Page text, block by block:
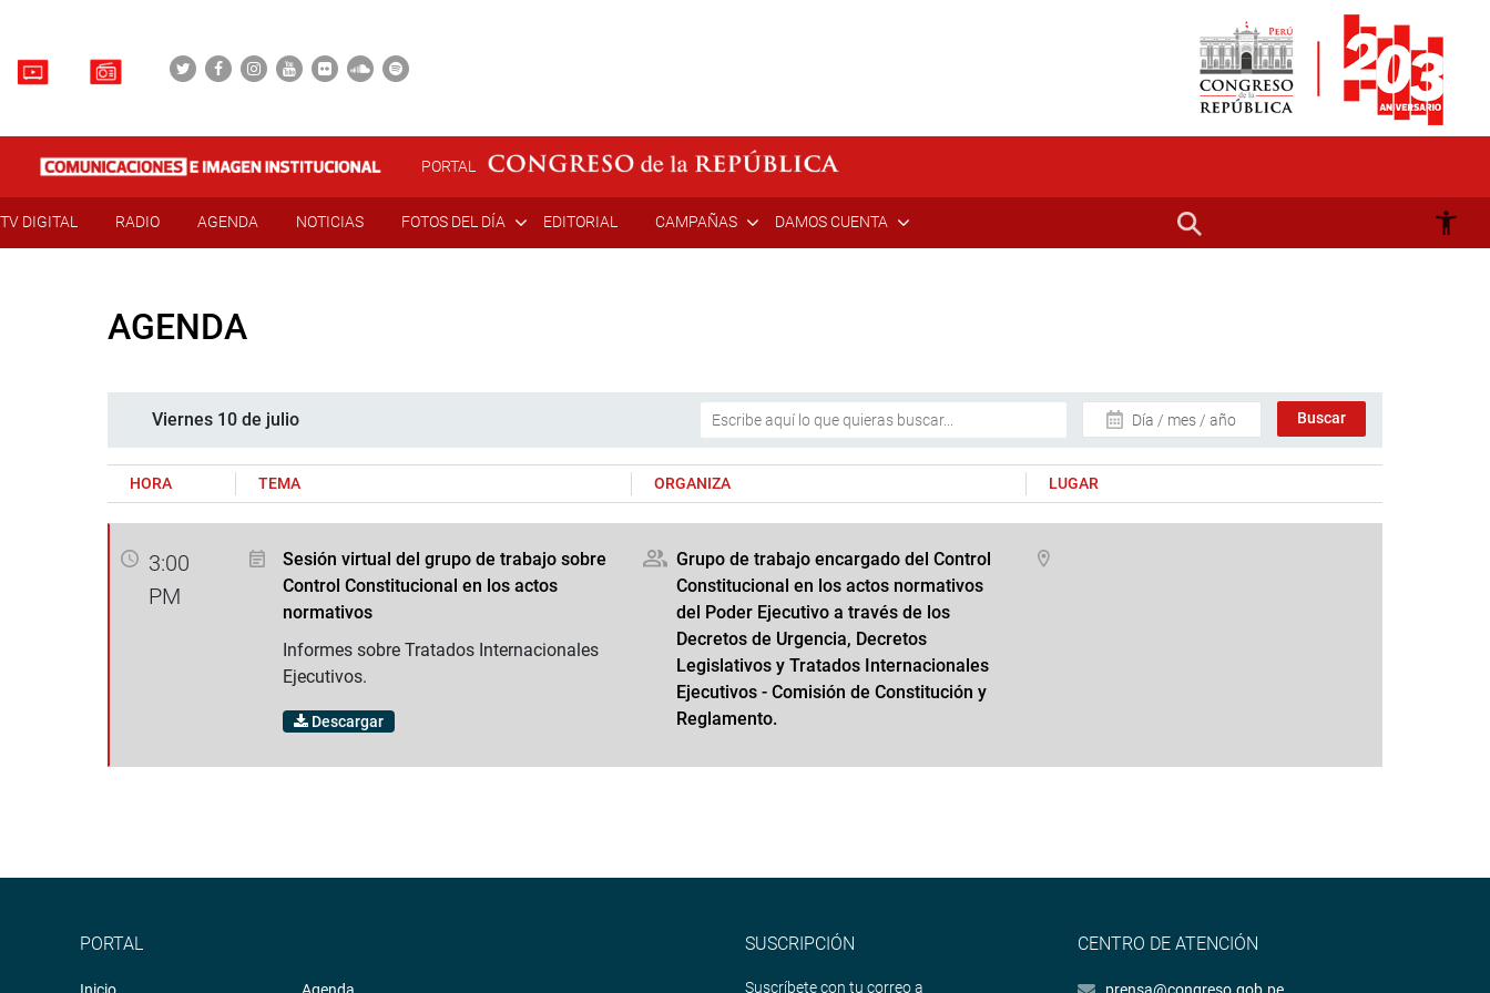
PORTAL
TV DIGITAL RADIO AGENDA NOTICIAS FOTOS DEL DÍA EDITORIAL CAMPAÑAS DAMOS CUENTA
AGENDA
Viernes 10 de julio Día / mes / año
HORA TEMA ORGANIZA LUGAR
3:00
PM
Sesión virtual del grupo de trabajo sobre
Control Constitucional en los actos
normativos
Informes sobre Tratados Internacionales
Ejecutivos.
Descargar
Grupo de trabajo encargado del Control
Constitucional en los actos normativos
del Poder Ejecutivo a través de los
Decretos de Urgencia, Decretos
Legislativos y Tratados Internacionales
Ejecutivos - Comisión de Constitución y
Reglamento.
PORTAL SUSCRIPCIÓN
Suscríbete con tu correo a
CENTRO DE ATENCIÓN